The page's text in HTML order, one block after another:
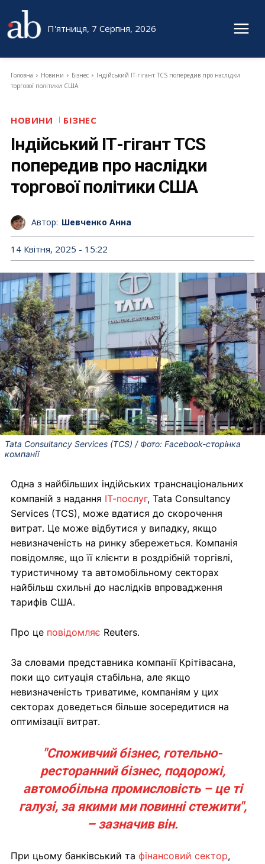
П'ятниця, 7 Серпня, 2026
Головна Новини Бізнес
Індійський ІТ-гігант TCS попередив про наслідки
торгової політики США
НОВИНИ БІЗНЕС
Індійський ІТ-гігант TCS
попередив про наслідки
торгової політики США
Автор: Шевченко Анна
14 Квітня, 2025 - 15:22
Tata Consultancy Services (TCS) / Фото: Facebook-сторінка
компанії
Одна з найбільших індійських транснаціональних
компаній з надання ІТ-послуг, Tata Consultancy
Services (TCS), може вдатися до скорочення
витрат. Це може відбутися у випадку, якщо
невизначеність на ринку збережеться. Компанія
повідомляє, що її клієнти в роздрібній торгівлі,
туристичному та автомобільному секторах
найбільш схильні до наслідків впровадження
тарифів США.
Про це повідомляє Reuters.
За словами представника компанії Крітівасана,
поки що ситуація стабільна, але якщо
невизначеність триватиме, компаніям у цих
секторах доведеться більше зосередитися на
оптимізації витрат.
"Споживчий бізнес, готельно-
ресторанний бізнес, подорожі,
автомобільна промисловість – це ті
галузі, за якими ми повинні стежити",
– зазначив він.
При цьому банківський та фінансовий сектор,